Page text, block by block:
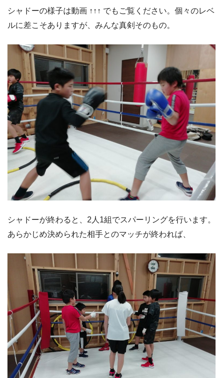
シャドーの様子は動画 ↑↑↑ でもご覧ください。個々のレベ
ルに差こそありますが、みんな真剣そのもの。
シャドーが終わると、2人1組でスパーリングを行います。
あらかじめ決められた相手とのマッチが終われば、